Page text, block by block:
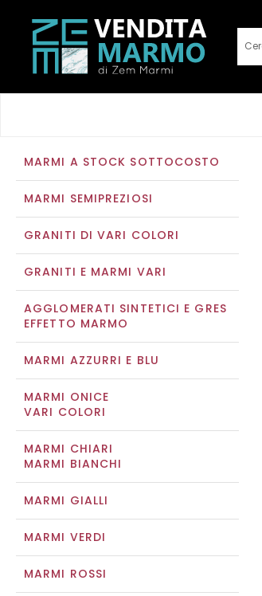
MARMI A STOCK SOTTOCOSTO
MARMI SEMIPREZIOSI
GRANITI DI VARI COLORI
GRANITI E MARMI VARI
AGGLOMERATI SINTETICI E GRES
EFFETTO MARMO
MARMI AZZURRI E BLU
MARMI ONICE
VARI COLORI
MARMI CHIARI
MARMI BIANCHI
MARMI GIALLI
MARMI VERDI
MARMI ROSSI